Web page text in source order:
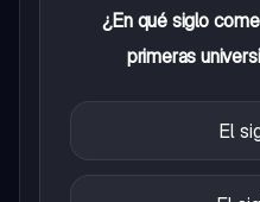
¿En qué siglo
primeras
El